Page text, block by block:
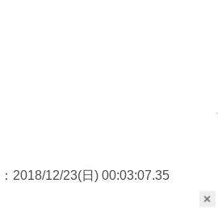
×
：2018/12/23(日) 00:03:07.35